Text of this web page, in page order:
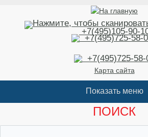
+7(495)105-90-
+7(495)725-58-
+7(495)725-58-
Карта сайта
ПОИСК